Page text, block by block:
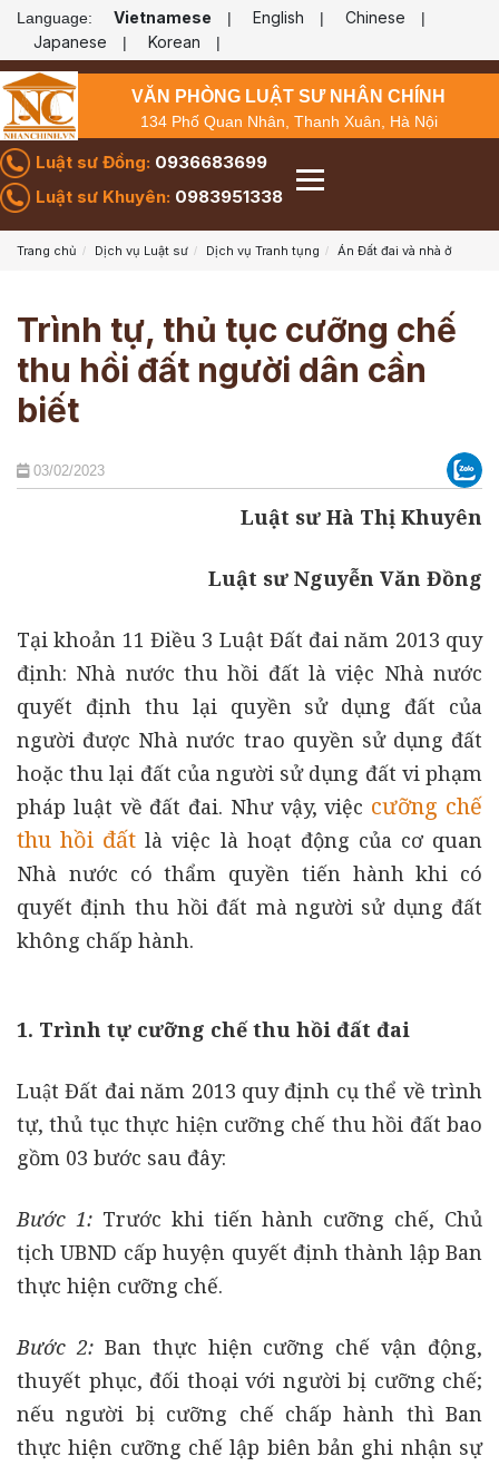
Language: Vietnamese | English | Chinese |
Japanese | Korean |
VĂN PHÒNG LUẬT SƯ NHÂN CHÍNH
134 Phố Quan Nhân, Thanh Xuân, Hà Nội
Luật sư Đồng: 0936683699
Luật sư Khuyên: 0983951338
Trang chủ Dịch vụ Luật sư Dịch vụ Tranh tụng Án Đất đai và nhà ở
Trình tự, thủ tục cưỡng chế
thu hồi đất người dân cần
biết
03/02/2023
Luật sư Hà Thị Khuyên
Luật sư Nguyễn Văn Đồng
Tại khoản 11 Điều 3 Luật Đất đai năm 2013 quy
định: Nhà nước thu hồi đất là việc Nhà nước
quyết định thu lại quyền sử dụng đất của
người được Nhà nước trao quyền sử dụng đất
hoặc thu lại đất của người sử dụng đất vi phạm
pháp luật về đất đai. Như vậy, việc cưỡng chế
thu hồi đất là việc là hoạt động của cơ quan
Nhà nước có thẩm quyền tiến hành khi có
quyết định thu hồi đất mà người sử dụng đất
không chấp hành.
1. Trình tự cưỡng chế thu hồi đất đai
Luật Đất đai năm 2013 quy định cụ thể về trình
tự, thủ tục thực hiện cưỡng chế thu hồi đất bao
gồm 03 bước sau đây:
Bước 1:Trước khi tiến hành cưỡng chế, Chủ
tịch UBND cấp huyện quyết định thành lập Ban
thực hiện cưỡng chế.
Bước 2:Ban thực hiện cưỡng chế vận động,
thuyết phục, đối thoại với người bị cưỡng chế;
nếu người bị cưỡng chế chấp hành thì Ban
thực hiện cưỡng chế lập biên bản ghi nhận sự